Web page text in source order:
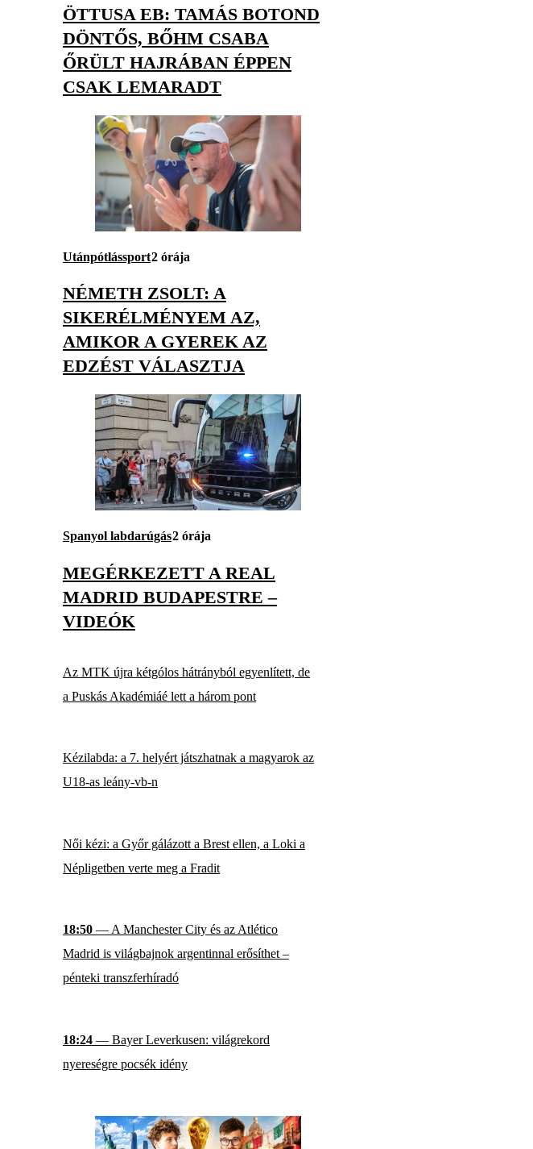
ÖTTUSA EB: TAMÁS BOTOND
DÖNTŐS, BŐHM CSABA
ŐRÜLT HAJRÁBAN ÉPPEN
CSAK LEMARADT
Utánpótlássport2 órája
NÉMETH ZSOLT: A
SIKERÉLMÉNYEM AZ,
AMIKOR A GYEREK AZ
EDZÉST VÁLASZTJA
Spanyol labdarúgás2 órája
MEGÉRKEZETT A REAL
MADRID BUDAPESTRE –
VIDEÓK
Az MTK újra kétgólos hátrányból egyenlített, de
a Puskás Akadémiáé lett a három pont
Kézilabda: a 7. helyért játszhatnak a magyarok az
U18-as leány-vb-n
Női kézi: a Győr gálázott a Brest ellen, a Loki a
Népligetben verte meg a Fradit
18:50 — A Manchester City és az Atlético
Madrid is világbajnok argentinnal erősíthet –
pénteki transzferhíradó
18:24 — Bayer Leverkusen: világrekord
nyereségre pocsék idény